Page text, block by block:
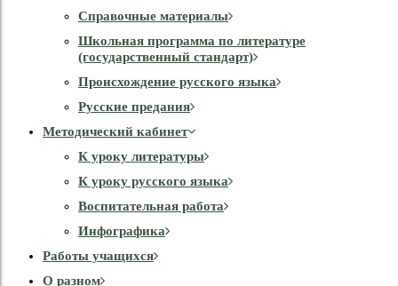
Справочные материалы
Школьная программа по литературе
(государственный стандарт)
Происхождение русского языка
Русские предания
Методический кабинет
К уроку литературы
К уроку русского языка
Воспитательная работа
Инфографика
Работы учащихся
О разном